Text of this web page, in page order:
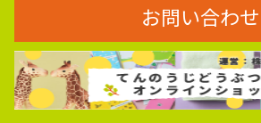
お問い合わせ